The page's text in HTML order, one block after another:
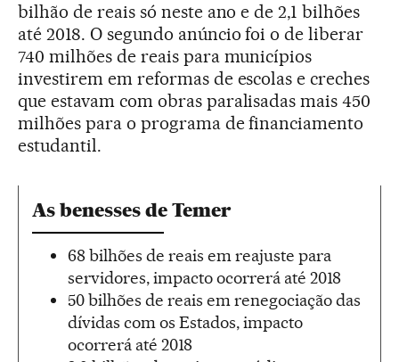
bilhão de reais só neste ano e de 2,1 bilhões
até 2018. O segundo anúncio foi o de liberar
740 milhões de reais para municípios
investirem em reformas de escolas e creches
que estavam com obras paralisadas mais 450
milhões para o programa de financiamento
estudantil.
As benesses de Temer
68 bilhões de reais em reajuste para
servidores, impacto ocorrerá até 2018
50 bilhões de reais em renegociação das
dívidas com os Estados, impacto
ocorrerá até 2018